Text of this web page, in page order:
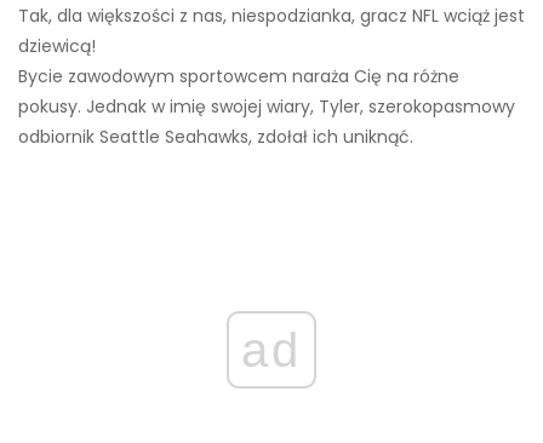
Tak, dla większości z nas, niespodzianka, gracz NFL wciąż jest
dziewicą!
Bycie zawodowym sportowcem naraża Cię na różne
pokusy. Jednak w imię swojej wiary, Tyler, szerokopasmowy
odbiornik Seattle Seahawks, zdołał ich uniknąć.
ad